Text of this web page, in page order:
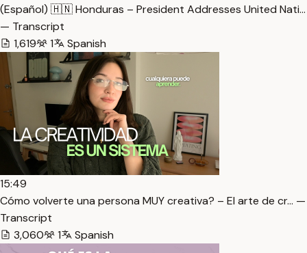
(Español) 🇭🇳 Honduras – President Addresses United Nati…
— Transcript
1,619
1 Spanish
15:49
Cómo volverte una persona MUY creativa? – El arte de cr… —
Transcript
3,060
1 Spanish